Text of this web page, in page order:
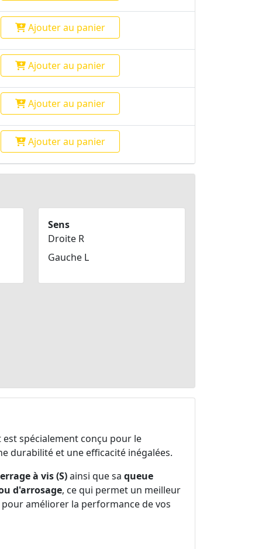
Ajouterau panier
Ajouterau panier
Ajouterau panier
Ajouterau panier
Sens
Droite R
Gauche L
est spécialement conçu pour le
durabilité et une efficacité inégalées.
à vis (S)ainsi que sa queue
d'arrosage, ce qui permet un meilleur
améliorer la performance de vos